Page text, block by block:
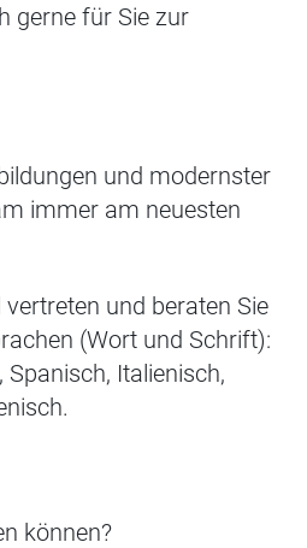
gerne für Sie zur
und modernster
immer am neuesten
und beraten Sie
(Wort und Schrift):
Italienisch,
können?